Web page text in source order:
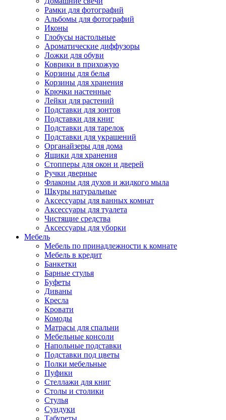
Рамки для фотографий
Альбомы для фотографий
Иконы
Глобусы настольные
Ароматические диффузоры
Ложки для обуви
Коврики в прихожую
Корзины для белья
Корзины для хранения
Крючки настенные
Лейки для растений
Подставки для зонтов
Подставки для книг
Подставки для тарелок
Подставки для украшений
Органайзеры для дома
Ящики для хранения
Стопперы для окон и дверей
Ручки дверные
Флаконы для духов и жидкого мыла
Шкуры натуральные
Аксессуары для ванных комнат
Аксессуары для туалета
Чистящие средства
Аксессуары для уборки
Мебель
Мебель по принадлежности к комнате
Мебель в кредит
Банкетки
Барные стулья
Буфеты
Диваны
Кресла
Кровати
Комоды
Матрасы для спальни
Мебельные консоли
Напольные подставки
Подставки под цветы
Полки мебельные
Пуфики
Стеллажи для книг
Столы и столики
Стулья
Сундуки
Табуреты